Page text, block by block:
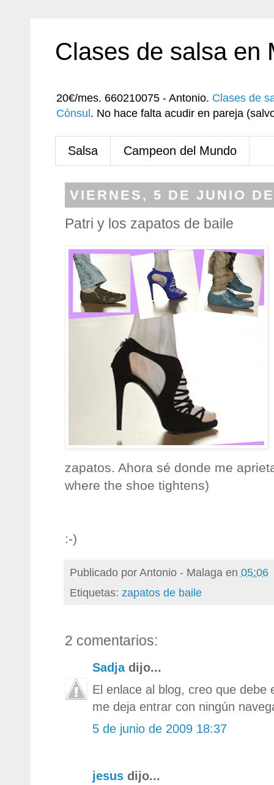
Clases de salsa en
20€/mes. 660210075 - Antonio. Clases de
Cónsul . No hace falta acudir en pareja
Salsa Campeon del Mundo
VIERNES, 5 DE JUNIO
Patri y los zapatos de baile
zapatos. Ahora sé donde me
where the shoe tightens)
:-)
Publicado porAntonio - Malaga en 05:06
Etiquetas: zapatos de baile
2 comentarios:
Sadjadijo...
El enlace al blog, creo que debe
me deja entrar con ningún
5 de junio de 2009 18:37
jesus dijo...